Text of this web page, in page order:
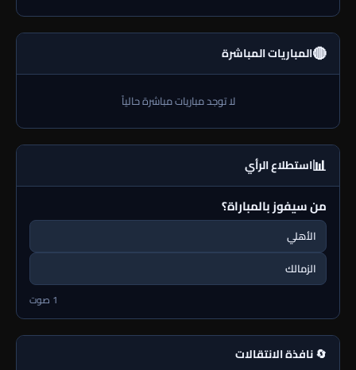
🔴المباريات المباشرة
لا توجد مباريات مباشرة حالياً
📊استطلاع الرأي
من سيفوز بالمباراة؟
الأهلي
الزمالك
1 صوت
🔄 نافذة الانتقالات